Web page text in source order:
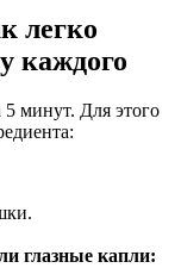
легко
каждого
5 минут. Для этого
глазные капли: